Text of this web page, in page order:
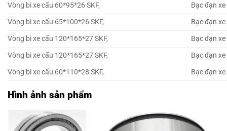
Vòng bi xe cẩu 60*95*26 SKF,
Bạc đạn
Vòng bi xe cẩu 65*100*26 SKF,
Bạc đạn
Vòng bi xe cẩu 120*165*27 SKF,
Bạc đạn
Vòng bi xe cẩu 120*165*27 SKF,
Bạc đạn
Vòng bi xe cẩu 60*110*28 SKF,
Bạc đạn
Hình ảnh sản phẩm